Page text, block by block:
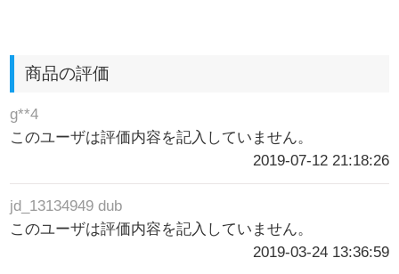
商品の評価
g**4
このユーザは評価内容を記入していません。
2019-07-12 21:18:26
jd_13134949 dub
このユーザは評価内容を記入していません。
2019-03-24 13:36:59